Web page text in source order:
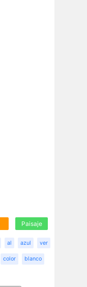
Paisaje
al azul ver
color blanco